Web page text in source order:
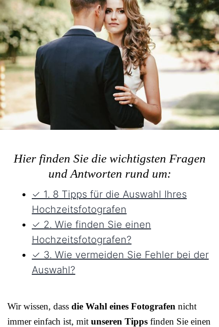
Hier finden Sie die wichtigsten Fragen
und Antworten rund um:
✓ 1. 8 Tipps für die Auswahl Ihres
Hochzeitsfotografen
✓ 2. Wie finden Sie einen
Hochzeitsfotografen?
✓ 3. Wie vermeiden Sie Fehler bei der
Auswahl?
Wir wissen, dass die Wahl eines Fotografen nicht
immer einfach ist, mit unseren Tipps finden Sie einen